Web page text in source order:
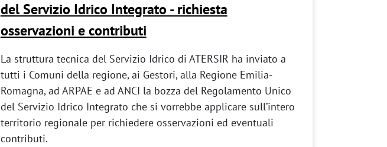
del Servizio Idrico Integrato - richiesta
osservazioni e contributi
La struttura tecnica del Servizio Idrico di ATERSIR ha inviato a
tutti i Comuni della regione, ai Gestori, alla Regione Emilia-
Romagna, ad ARPAE e ad ANCI la bozza del Regolamento Unico
del Servizio Idrico Integrato che si vorrebbe applicare sull’intero
territorio regionale per richiedere osservazioni ed eventuali
contributi.